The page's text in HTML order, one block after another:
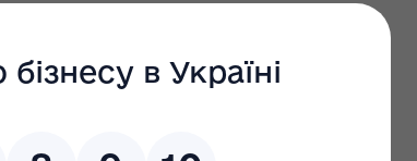
нагляд
реєстри
портал
Держлікслужби